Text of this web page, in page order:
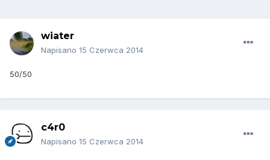
wiater
Napisano 15 Czerwca 2014
50/50
c4r0
Napisano 15 Czerwca 2014